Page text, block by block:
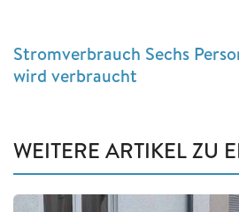
Stromverbrauch Sechs
wird verbraucht
WEITERE ARTIKEL ZU